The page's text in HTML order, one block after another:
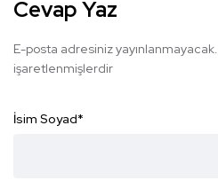
Cevap Yaz
E-posta adresiniz yayınlanmayacak.
işaretlenmişlerdir
İsim Soyad*